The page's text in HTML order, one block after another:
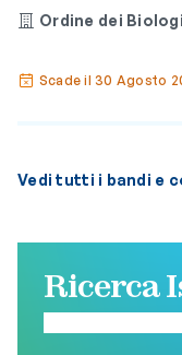
Ordine dei
Scade il 30 Agosto
Vedi tutti i bandi e
Ricerca